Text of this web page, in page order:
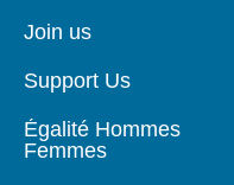
page
Join us
Support Us
Égalité Hommes
Femmes